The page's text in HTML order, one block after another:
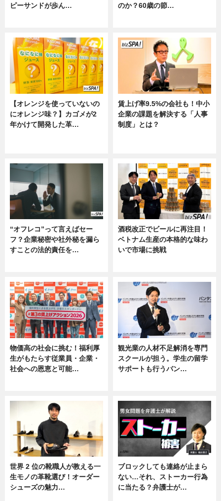
ピーサンドが歩ん…
のか？60歳の節…
【オレンジを使っていないの
にオレンジ味？】カゴメが2
年かけて開発した革…
賃上げ率9.5%の会社も！中小
企業の課題を解決する「人事
制度」とは？
“オフレコ”って言えばセー
フ？企業秘密や社外秘を漏ら
すことの法的責任を…
酒税改正でビールに再注目！
ベトナム生産の本格的な味わ
いで市場に挑戦
物価高の社会に挑む！福利厚
生がもたらす従業員・企業・
社会への恩恵と可能…
観光業の人材不足解消を専門
スクールが担う。学生の留学
サポートも行うバン…
世界 2 位の靴職人が教える一
生モノの革靴選び！オーダー
シューズの魅力…
ブロックしても連絡が止まら
ない…それ、ストーカー行為
に当たる？弁護士が…